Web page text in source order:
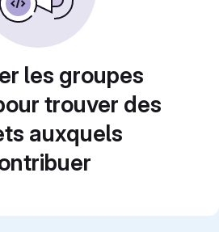
les groupes
trouver des
auxquels